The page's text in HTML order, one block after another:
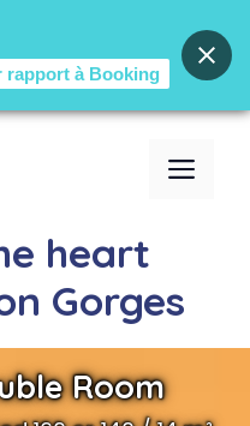
heart
Gorges
Room
rapport à Booking